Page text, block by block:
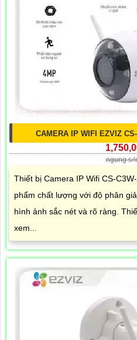
CAMERA IP WIFI EZVIZ
ngung
Thiết bị Camera IP Wifi CS-
phẩm chất lượng với độ phân
hình ảnh sắc nét và rõ ràng.
xem...